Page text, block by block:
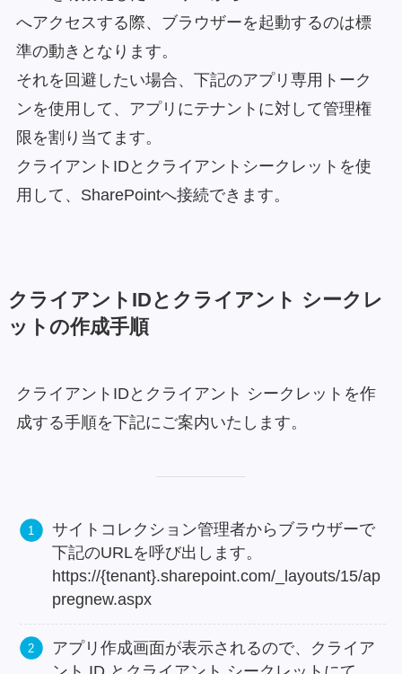
へアクセスする際、ブラウザーを起動するのは標
準の動きとなります。
それを回避したい場合、下記のアプリ専用トーク
ンを使用して、アプリにテナントに対して管理権
限を割り当てます。
クライアントIDとクライアントシークレットを使
用して、SharePointへ接続できます。
クライアントIDとクライアント シークレ
ットの作成手順
クライアントIDとクライアント シークレットを作
成する手順を下記にご案内いたします。
サイトコレクション管理者からブラウザーで
下記のURLを呼び出します。
https://{tenant}.sharepoint.com/_layouts/15/ap
pregnew.aspx
アプリ作成画面が表示されるので、クライア